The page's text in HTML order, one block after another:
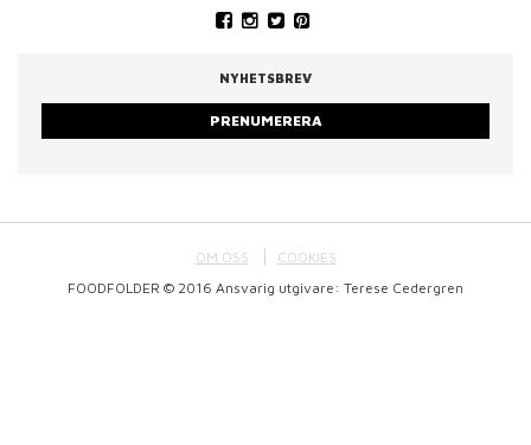
NYHETSBREV
PRENUMERERA
OM OSS
COOKIES
FOODFOLDER © 2016 Ansvarig utgivare: Terese Cedergren